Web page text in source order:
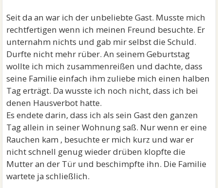
Seit da an war ich der unbeliebte Gast. Musste mich
rechtfertigen wenn ich meinen Freund besuchte. Er
unternahm nichts und gab mir selbst die Schuld.
Durfte nicht mehr rüber. An seinem Geburtstag
wollte ich mich zusammenreißen und dachte, dass
seine Familie einfach ihm zuliebe mich einen halben
Tag erträgt. Da wusste ich noch nicht, dass ich bei
denen Hausverbot hatte.
Es endete darin, dass ich als sein Gast den ganzen
Tag allein in seiner Wohnung saß. Nur wenn er eine
Rauchen kam , besuchte er mich kurz und war er
nicht schnell genug wieder drüben klopfte die
Mutter an der Tür und beschimpfte ihn. Die Familie
wartete ja schließlich.